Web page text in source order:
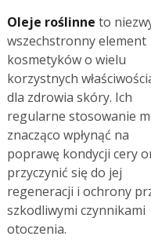
Oleje roślinne to
wszechstronny element
kosmetyków o wielu
korzystnych
dla zdrowia skóry. Ich
regularne stosowanie
znacząco wpłynąć na
poprawę kondycji cery
przyczynić się do jej
regeneracji i ochrony
szkodliwymi czynnikami
otoczenia.